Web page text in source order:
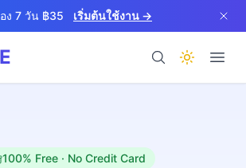
ง 7 วัน ฿35 เริ่มต้นใช้งาน →
100% Free · No Credit Card